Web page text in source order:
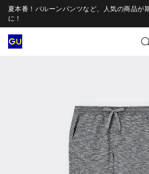
夏本番！バルーンパンツなど、人気の商品が
に！